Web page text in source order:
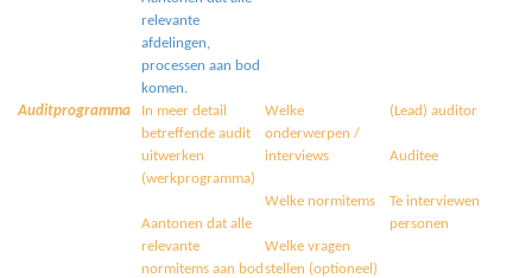
relevante
afdelingen,
processen aan bod
komen.
Auditprogramma
In meer detail
betreffende audit
uitwerken
(werkprogramma)
Aantonen dat alle
relevante
normitems aan bod
Welke
onderwerpen /
interviews
Welke normitems
Welke vragen
stellen (optioneel)
(Lead) auditor
Auditee
Te interviewen
personen